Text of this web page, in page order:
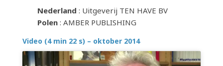
Nederland : Uitgeverij TEN HAVE BV
Polen : AMBER PUBLISHING
Video (4 min 22 s) – oktober 2014